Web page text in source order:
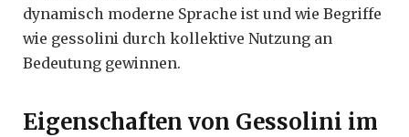
dynamisch moderne Sprache ist und wie Begriffe
wie gessolini durch kollektive Nutzung an
Bedeutung gewinnen.
Eigenschaften von Gessolini im